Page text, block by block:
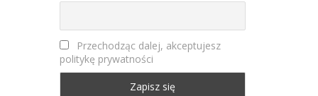
Przechodząc dalej, akceptujesz
politykę prywatności